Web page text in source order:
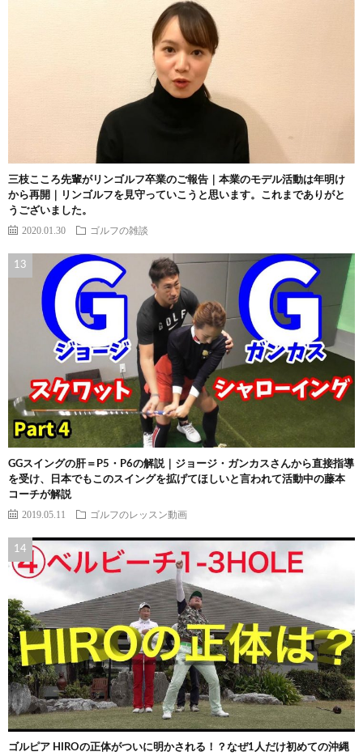
三枝こころ先輩がリンゴルフ卒業のご報告｜本業のモデル活動は年明け
から再開｜リンゴルフを見守っていこうと思います。これまでありがと
うございました。
2020.01.30 ゴルフの雑談
GGスイングの肝＝P5・P6の解説｜ジョージ・ガンカスさんから直接指導
を受け、日本でもこのスイングを拡げてほしいと言われて活動中の藤本
コーチが解説
2019.05.11 ゴルフのレッスン動画
ゴルピア HIROの正体がついに明かされる！？なぜ1人だけ初めての沖縄